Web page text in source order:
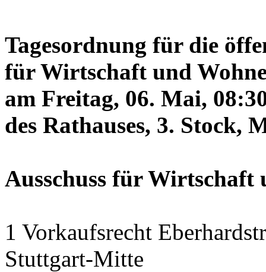
Tagesordnung für die
für Wirtschaft und
am Freitag, 06. Mai,
des Rathauses, 3. Stock,
Ausschuss für Wirtschaft
1 Vorkaufsrecht
Stuttgart-Mitte